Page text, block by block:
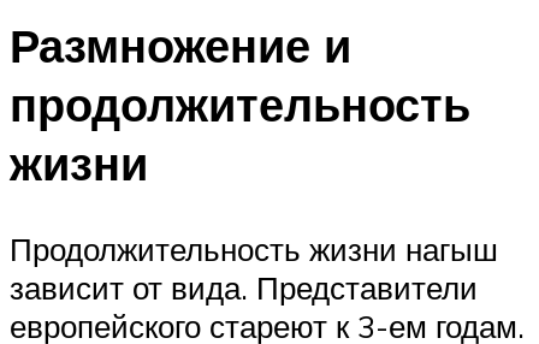
Размножение и
продолжительность
жизни
Продолжительность жизни нагыш
зависит от вида. Представители
европейского стареют к 3-ем годам.